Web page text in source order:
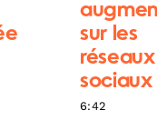
sur les
réseaux
sociaux
6:42